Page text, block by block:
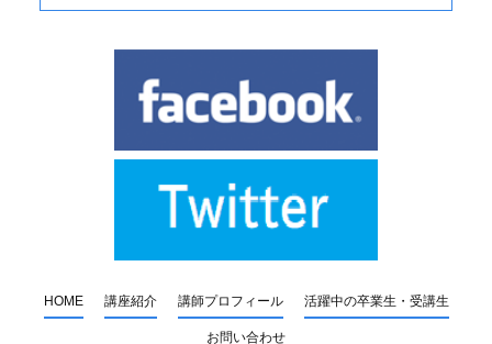
HOME 講座紹介 講師プロフィール 活躍中の卒業生・受講生
お問い合わせ